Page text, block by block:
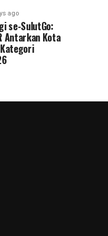
ago
se-SulutGo:
Antarkan Kota